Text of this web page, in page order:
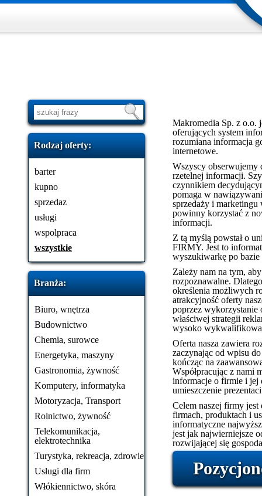
Rodzaj oferty:
barter
kupno
sprzedaz
usługi
wspolpraca
wszystkie
Branża:
Biuro, wnętrza
Budownictwo
Chemia, surowce
Energetyka, maszyny
Gastronomia, żywność
Komputery, informatyka
Motoryzacja, Transport
Rolnictwo, żywność
Telekomunikacja,
elektrotechnika
Turystyka, rekreacja, zdrowie
Usługi dla firm
Włókiennictwo, skóra
Makromedia Sp. z o.o.
oferujących system
rozumiana informacja
internetowe.
Wszyscy obserwujemy
rzetelnej informacji.
czynnikiem
pomaga w
sprzedaży i
powinny korzystać z
informacji.
Z tą myślą powstał o
FIRMY. Jest to
wyszukiwarkę po bazie
Zależy nam na tym,
rozpoznawalne.
określenia możliwych
atrakcyjność oferty
poprzez wykorzystanie
właściwej strategii
wysoko
Oferta nasza zawiera
zaczynając od wpisu
kończąc na
Współpracując z nami
informacje o firmie i jej
umieszczenie
Celem naszej firmy
firmach, produktach i
informatyczne
jest jak najwierniejsze
rozwijającej się